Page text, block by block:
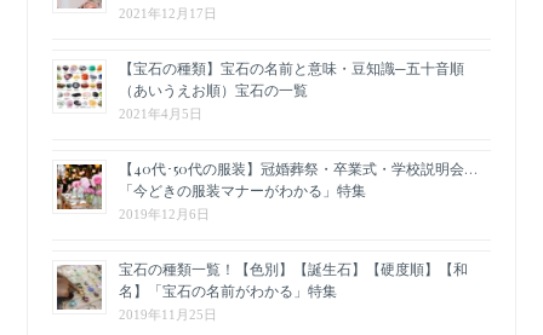
2021年12月17日
【宝石の種類】宝石の名前と意味・豆知識─五十音順
（あいうえお順）宝石の一覧
2021年4月5日
【40代･50代の服装】冠婚葬祭・卒業式・学校説明会…
「今どきの服装マナーがわかる」特集
2019年12月6日
宝石の種類一覧！【色別】【誕生石】【硬度順】【和
名】「宝石の名前がわかる」特集
2019年11月25日